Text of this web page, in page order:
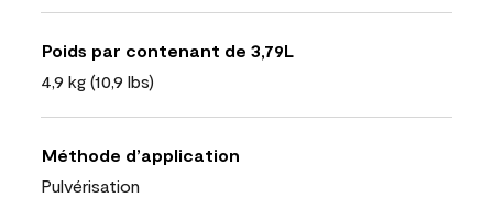
Poids par contenant de 3,79L
4,9 kg (10,9 lbs)
Méthode d’application
Pulvérisation